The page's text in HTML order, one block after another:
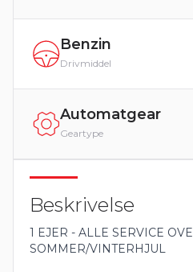
Benzin
Drivmiddel
Automatgear
Geartype
Beskrivelse
1 EJER - ALLE SERVICE
SOMMER/VINTERHJUL